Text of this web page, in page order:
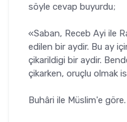
söyle cevap buyurdu;
«Saban, Receb Ayi ile
edilen bir aydir. Bu ay
çikarildigi bir aydir.
çikarken, oruçlu olmak
Buhâri ile Müslim'e